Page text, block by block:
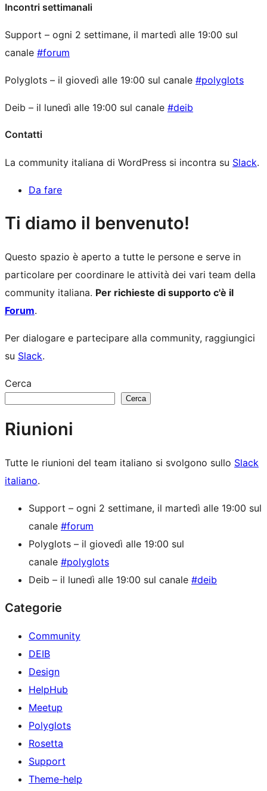
Incontri settimanali
Support – ogni 2 settimane, il martedì alle 19:00 sul
canale #forum
Polyglots – il giovedì alle 19:00 sul canale #polyglots
Deib – il lunedì alle 19:00 sul canale #deib
Contatti
La community italiana di WordPress si incontra su Slack.
Da fare
Risorse
sito
Ti diamo il benvenuto!
Questo spazio è aperto a tutte le persone e serve in
particolare per coordinare le attività dei vari team della
community italiana. Per richieste di supporto c'è il
Forum.
Per dialogare e partecipare alla community, raggiungici
su Slack.
Cerca
Cerca
Riunioni
Tutte le riunioni del team italiano si svolgono sullo Slack
italiano.
Support – ogni 2 settimane, il martedì alle 19:00 sul
canale #forum
Polyglots – il giovedì alle 19:00 sul
canale #polyglots
Deib – il lunedì alle 19:00 sul canale #deib
Categorie
Community
DEIB
Design
HelpHub
Meetup
Polyglots
Rosetta
Support
Theme-help